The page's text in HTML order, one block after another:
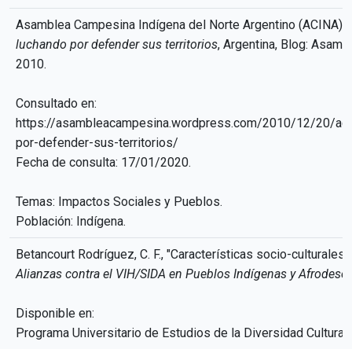
Asamblea Campesina Indígena del Norte Argentino (ACINA),
luchando por defender sus territorios, Argentina, Blog:
2010.
Consultado en:
https://asambleacampesina.wordpress.com/2010/12/20/
por-defender-sus-territorios/
Fecha de consulta: 17/01/2020.
Temas: Impactos Sociales y Pueblos.
Población: Indígena.
Betancourt Rodríguez, C. F., "Características socio-
Alianzas contra el VIH/SIDA en Pueblos Indígenas y
Disponible en:
Programa Universitario de Estudios de la Diversidad